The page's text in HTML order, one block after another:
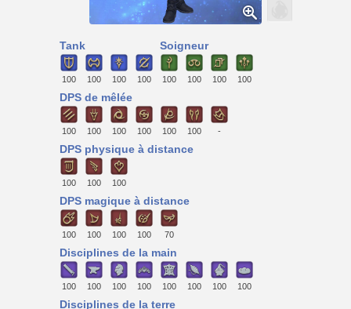
Tank
100 100 100 100
Soigneur
100 100 100 100
DPS de mêlée
100 100 100 100 100 100 -
DPS physique à distance
100 100 100
DPS magique à distance
100 100 100 100 70
Disciplines de la main
100 100 100 100 100 100 100 100
Disciplines de la terre